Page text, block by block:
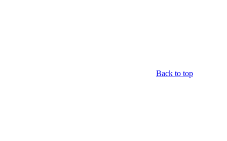
Back to top